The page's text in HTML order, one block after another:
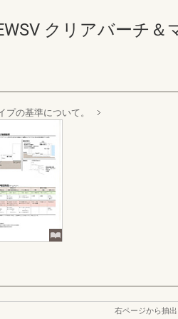
クリアバーチ＆
の基準について。
右ページから抽